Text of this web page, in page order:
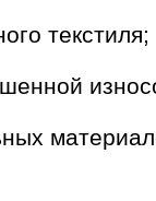
текстиля;